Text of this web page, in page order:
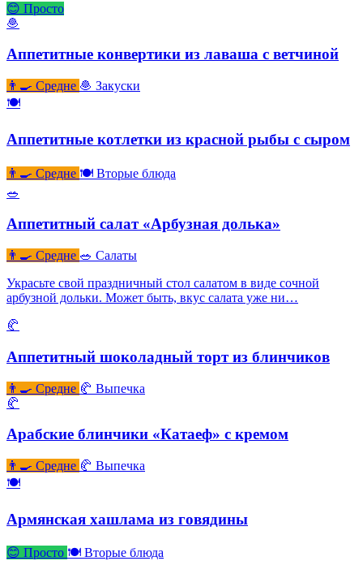
😊 Просто
🧆
Аппетитные конвертики из лаваша с ветчиной
👨‍🍳 Средне 🧆 Закуски
🍽
Аппетитные котлетки из красной рыбы с сыром
👨‍🍳 Средне 🍽 Вторые блюда
🥗
Аппетитный салат «Арбузная долька»
👨‍🍳 Средне 🥗 Салаты
Украсьте свой праздничный стол салатом в виде сочной
арбузной дольки. Может быть, вкус салата уже ни…
🥐
Аппетитный шоколадный торт из блинчиков
👨‍🍳 Средне 🥐 Выпечка
🥐
Арабские блинчики «Катаеф» с кремом
👨‍🍳 Средне 🥐 Выпечка
🍽
Армянская хашлама из говядины
😊 Просто 🍽 Вторые блюда